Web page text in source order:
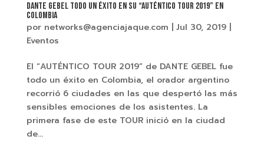
DANTE GEBEL TODO UN ÉXITO EN SU “AUTÉNTICO TOUR 2019” EN
COLOMBIA
por networks@agenciajaque.com Jul 30, 2019|
Eventos
El “AUTÉNTICO TOUR 2019” de DANTE GEBEL fue
todo un éxito en Colombia, el orador argentino
recorrió 6 ciudades en las que despertó las más
sensibles emociones de los asistentes. La
primera fase de este TOUR inició en la ciudad
de...